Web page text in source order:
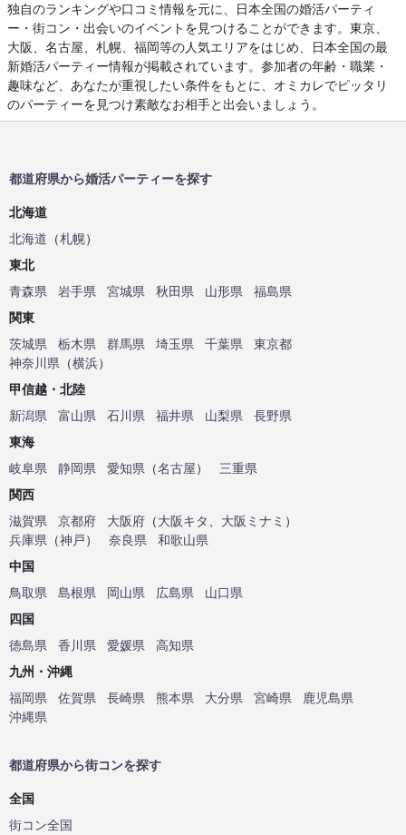
独自のランキングや口コミ情報を元に、日本全国の婚活パーティ
ー・街コン・出会いのイベントを見つけることができます。東京、
大阪、名古屋、札幌、福岡等の人気エリアをはじめ、日本全国の最
新婚活パーティー情報が掲載されています。参加者の年齢・職業・
趣味など、あなたが重視したい条件をもとに、オミカレでピッタリ
のパーティーを見つけ素敵なお相手と出会いましょう。
都道府県から婚活パーティーを探す
北海道
北海道 （札幌）
東北
青森県
岩手県 宮城県 秋田県 山形県
福島県
関東
茨城県
栃木県 群馬県 埼玉県 千葉県
東京都
神奈川県 （横浜）
甲信越・北陸
新潟県
富山県 石川県 福井県 山梨県
長野県
東海
岐阜県
静岡県 愛知県 （名古屋）
三重県
関西
滋賀県
京都府 大阪府 （大阪キタ 大阪ミナミ ）
兵庫県 （神戸） 奈良県
和歌山県
中国
鳥取県
島根県 岡山県 広島県
山口県
四国
徳島県
香川県 愛媛県
高知県
九州・沖縄
福岡県
佐賀県 長崎県 熊本県 大分県 宮崎県
鹿児島県
沖縄県
都道府県から街コンを探す
全国
街コン全国